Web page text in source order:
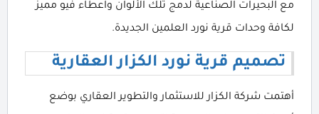
مع البحيرات الصناعية لدمج تلك الألوان واعطاء فيو مميز
لكافة وحدات قرية نورد العلمين الجديدة.
تصميم قرية نورد الكزار العقارية
أهتمت شركة الكزار للاستثمار والتطوير العقاري بوضع